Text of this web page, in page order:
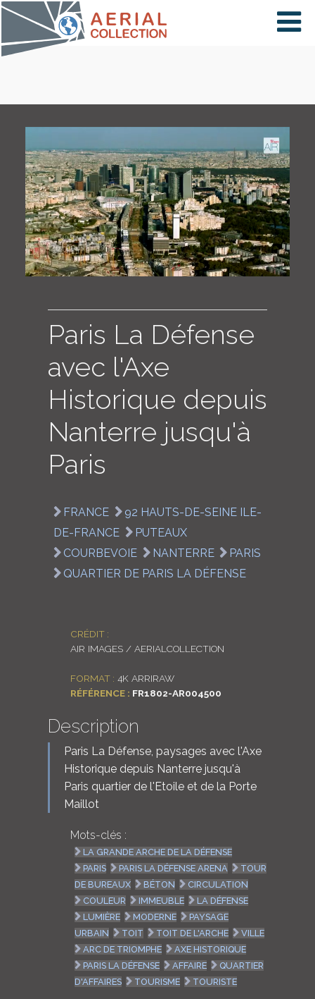
×
PAYS
CARTE
COLLECTIONS
LOGIN
Paris La Défense
avec l'Axe
Historique depuis
Nanterre jusqu'à
Paris
FRANCE
92 HAUTS-DE-SEINE ILE-
DE-FRANCE
PUTEAUX
COURBEVOIE
NANTERRE
PARIS
QUARTIER DE PARIS LA DÉFENSE
CRÉDIT :
AIR IMAGES / AERIALCOLLECTION
FORMAT : 4K ARRIRAW
RÉFÉRENCE : FR1802-AR004500
Description
Paris La Défense, paysages avec l'Axe
Historique depuis Nanterre jusqu'à
Paris quartier de l'Etoile et de la Porte
Maillot
Mots-clés :
LA GRANDE ARCHE DE LA DÉFENSE
PARIS
PARIS LA DÉFENSE ARENA
TOUR
DE BUREAUX
BÉTON
CIRCULATION
COULEUR
IMMEUBLE
LA DÉFENSE
LUMIÈRE
MODERNE
PAYSAGE
URBAIN
TOIT TOIT DE L'ARCHE
VILLE
ARC DE TRIOMPHE
AXE HISTORIQUE
PARIS LA DÉFENSE
AFFAIRE
QUARTIER
D'AFFAIRES
TOURISME TOURISTE